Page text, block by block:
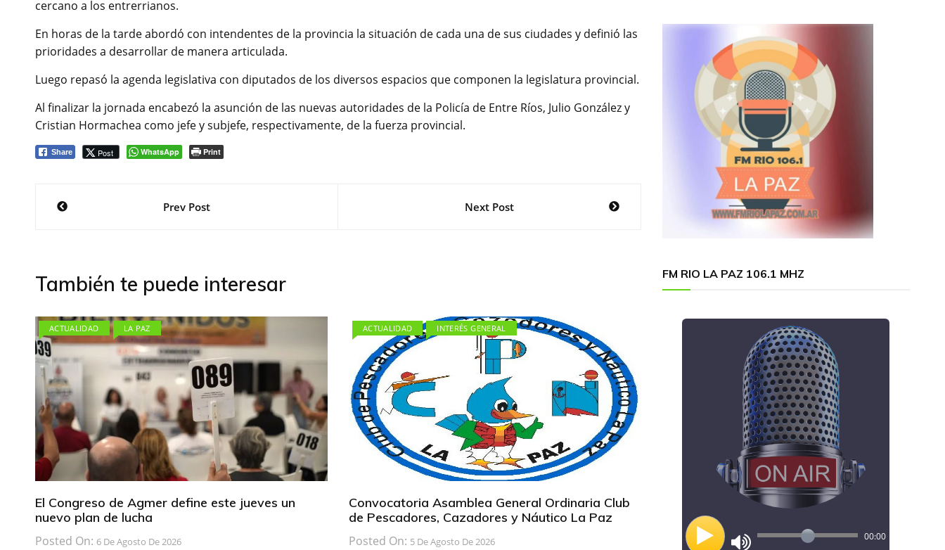
cercano a los entrerrianos.
En horas de la tarde abordó con intendentes de la provincia la situación de cada una de sus ciudades y definió las
prioridades a desarrollar de manera articulada.
Luego repasó la agenda legislativa con diputados de los diversos espacios que componen la legislatura provincial.
Al finalizar la jornada encabezó la asunción de las nuevas autoridades de la Policía de Entre Ríos, Julio González y
Cristian Hormachea como jefe y subjefe, respectivamente, de la fuerza provincial.
Share Post WhatsApp Print
NavegaciónPrev Post Next Post
También te puede interesar
ACTUALIDAD LA PAZ
El Congreso de Agmer define este jueves un
nuevo plan de lucha
Posted On: 6 De Agosto De 2026
ACTUALIDAD INTERÉS GENERAL
Convocatoria Asamblea General Ordinaria Club
de Pescadores, Cazadores y Náutico La Paz
Posted On: 5 De Agosto De 2026
FM RIO LA PAZ 106.1 MHZ
00:00